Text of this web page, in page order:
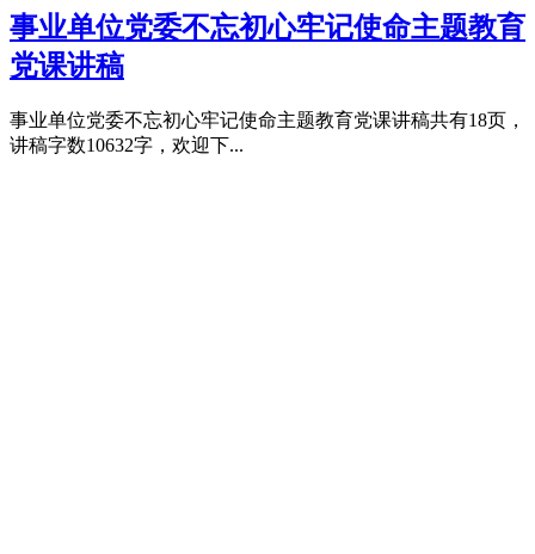
事业单位党委不忘初心牢记使命主题教育
党课讲稿
事业单位党委不忘初心牢记使命主题教育党课讲稿共有18页，
讲稿字数10632字，欢迎下...